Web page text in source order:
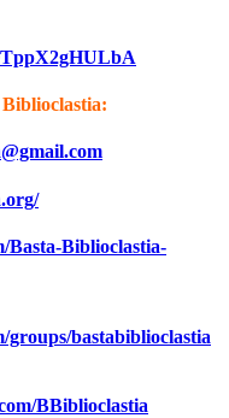
Basta-Biblioclastia-
groups/bastabiblioclastia
BBiblioclastia